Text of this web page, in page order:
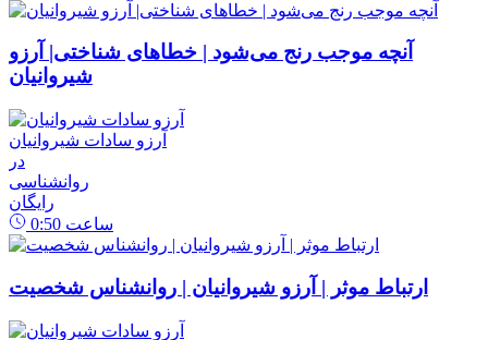
آنچه موجب رنج می‌شود | خطاهای شناختی| آرزو
شیروانیان
آرزو سادات شیروانیان
در
روانشناسی
رایگان
0:50 ساعت
ارتباط موثر | آرزو شیروانیان | روانشناس شخصیت